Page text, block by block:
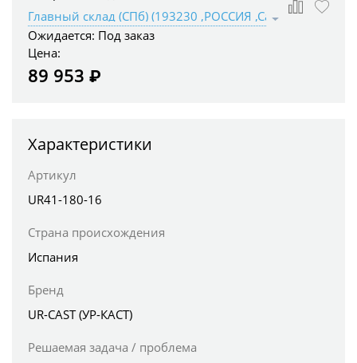
Ожидается: Под заказ
Цена:
89 953 ₽
Характеристики
Артикул
UR41-180-16
Страна происхождения
Испания
Бренд
UR-CAST (УР-КАСТ)
Решаемая задача / проблема